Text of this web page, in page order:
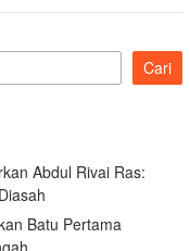
Cari
Abdul Rivai Ras:
Batu Pertama